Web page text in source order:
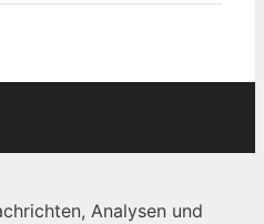
Analysen und